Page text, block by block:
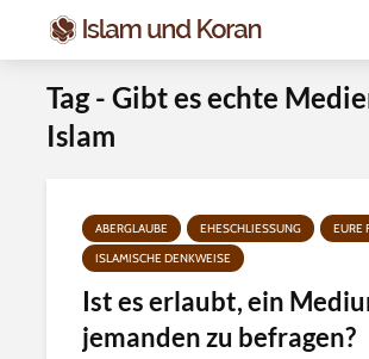
Tag - Gibt es echte
Islam
ABERGLAUBE EHESCHLIESSUNG
EURE
ISLAMISCHE DENKWEISE
Ist es erlaubt, ein
jemanden zu befragen?